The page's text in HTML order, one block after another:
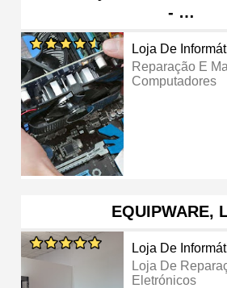
- …
Loja De
Reparação E
Computadores
EQUIPWARE,
Loja De
Loja De
Eletrónicos